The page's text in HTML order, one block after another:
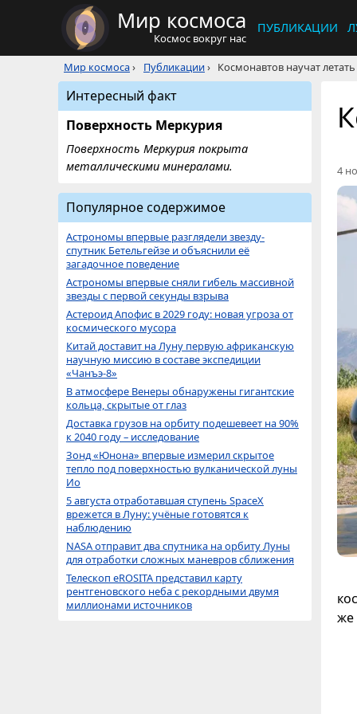
Мир космоса
Космос вокруг нас
ПУБЛИКАЦИИ
Мир космоса› Публикации› Космонавтов научат
4
же
Интересный факт
Поверхность Меркурия
Поверхность Меркурия покрыта
металлическими минералами.
Популярное содержимое
Астрономы впервые разглядели звезду-
спутник Бетельгейзе и объяснили её
загадочное поведение
Астрономы впервые сняли гибель массивной
звезды с первой секунды взрыва
Астероид Апофис в 2029 году: новая угроза от
космического мусора
Китай доставит на Луну первую африканскую
научную миссию в составе экспедиции
«Чанъэ-8»
В атмосфере Венеры обнаружены гигантские
кольца, скрытые от глаз
Доставка грузов на орбиту подешевеет на 90%
к 2040 году – исследование
Зонд «Юнона» впервые измерил скрытое
тепло под поверхностью вулканической луны
Ио
5 августа отработавшая ступень SpaceX
врежется в Луну: учёные готовятся к
наблюдению
NASA отправит два спутника на орбиту Луны
для отработки сложных маневров сближения
Телескоп eROSITA представил карту
рентгеновского неба с рекордными двумя
миллионами источников